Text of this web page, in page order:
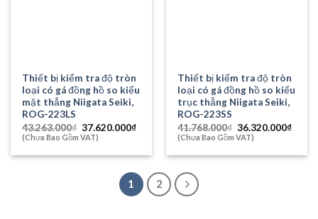
Thiết bị kiểm tra độ tròn
loại có gá đồng hồ so kiểu
mặt thẳng Niigata Seiki,
ROG-223LS
43.263.000₫ Giá
gốc
43.263.000₫.
37.620.000₫Giá
là:
(Chưa Bao Gồm VAT)
Thiết bị kiểm tra độ tròn
loại có gá đồng hồ so kiểu
trục thẳng Niigata Seiki,
ROG-223SS
41.768.000₫ Giá
gốc
41.768.000₫.
36.320.000₫Giá
là:
(Chưa Bao Gồm VAT)
1 2